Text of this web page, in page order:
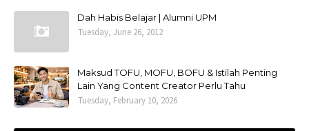
Dah Habis Belajar | Alumni UPM
Tuesday, June 26, 2012
Maksud TOFU, MOFU, BOFU & Istilah Penting
Lain Yang Content Creator Perlu Tahu
Tuesday, February 10, 2026